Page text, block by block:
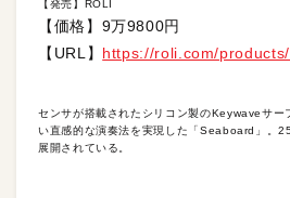
【発売】ROLI
【価格】9万9800円
【URL】 https://roli.com/
センサが搭載されたシリコン製のKeywaveサー
い直感的な演奏法を実現した「Seaboard」。
展開されている。